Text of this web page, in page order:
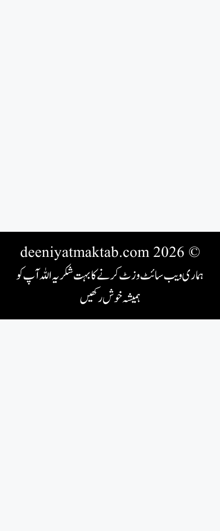
© 2026 deeniyatmaktab.com
ہماری ویب سائٹ وزٹ کرنے کا بہت شکریہ اللہ آپ کو
ہمیشہ خوش رکھیں